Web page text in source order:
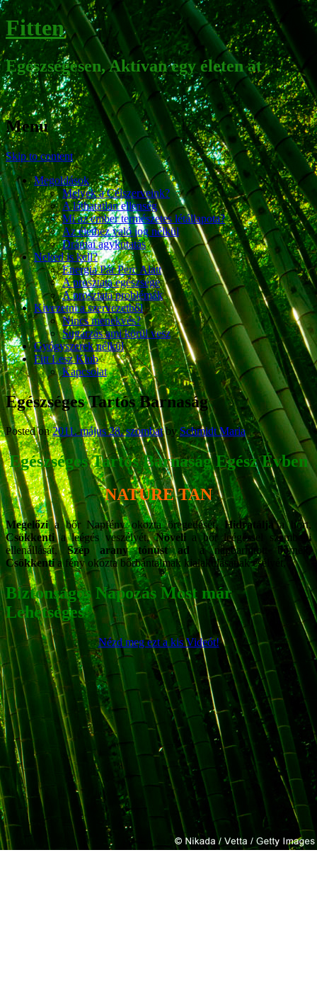
Fitten
Egészségesen, Aktívan egy életen át
Menu
Skip to content
Megoldások
Melyek a Célszerveink?
A láthatatlan ellenség
Mi az ember természetes létállapota?
Az élethez való jog nélkül
Drámai agykutatás
Neked is kell?
Energia Pár Perc Alatt
A prosztata egészsége
A prosztata problémák
Kivezetni a szervezetből
Nincs menekvés?
Sugárzás ami körül vesz
Gyógyszerek nélkül
Fitt Lesz Klub
Kapcsolat
Egészséges Tartós Barnaság
Posted on2011. május 28. szombatbySchmidt Maria
Egészséges Tartós Barnaság Egész Évben
NATURE TAN
Megelőzia bőr Napfény okozta öregedését,Hidratáljaa bőrt,
Csökkentia leégés veszélyét,Növelia bőr leégéssel szembeni
ellenállását, Szép arany tónust ad a napbarnított bőrnek,
Csökkenti a fény okozta bőrbántalmak kialakulásának esélyét,
Biztonságos Napozás Most már
Lehetséges!
Nézd meg ezt a kis Videót!